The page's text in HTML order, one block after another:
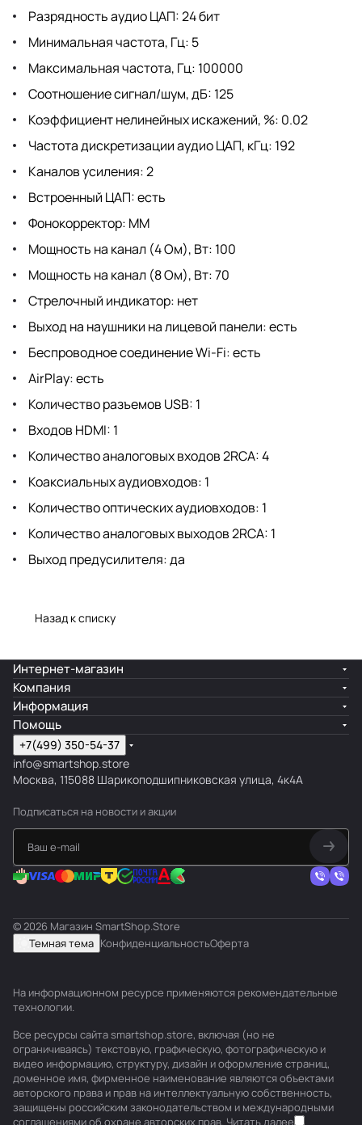
Разрядность аудио ЦАП: 24 бит
Минимальная частота, Гц: 5
Максимальная частота, Гц: 100000
Соотношение сигнал/шум, дБ: 125
Коэффициент нелинейных искажений, %: 0.02
Частота дискретизации аудио ЦАП, кГц: 192
Каналов усиления: 2
Встроенный ЦАП: есть
Фонокорректор: MM
Мощность на канал (4 Ом), Вт: 100
Мощность на канал (8 Ом), Вт: 70
Стрелочный индикатор: нет
Выход на наушники на лицевой панели: есть
Беспроводное соединение Wi-Fi: есть
AirPlay: есть
Количество разъемов USB: 1
Входов HDMI: 1
Количество аналоговых входов 2RCA: 4
Коаксиальных аудиовходов: 1
Количество оптических аудиовходов: 1
Количество аналоговых выходов 2RCA: 1
Выход предусилителя: да
Назад к списку
Интернет-магазин
Компания
Информация
Помощь
+7(499) 350-54-37
info@smartshop.store
Москва, 115088 Шарикоподшипниковская улица, 4к4А
Подписаться на новости и акции
© 2026 Магазин SmartShop.Store
Темная тема КонфиденциальностьОферта
На информационном ресурсе применяются рекомендательные
технологии.
Все ресурсы сайта smartshop.store, включая (но не
ограничиваясь) текстовую, графическую, фотографическую и
видео информацию, структуру, дизайн и оформление страниц,
доменное имя, фирменное наименование являются объектами
авторского права и прав на интеллектуальную собственность,
защищены российским законодательством и международными
соглашениями об охране авторских прав. Читать далее